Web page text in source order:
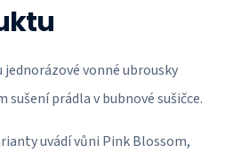
vonné ubrousky
prádla v bubnové sušičce.
uvádí vůni Pink Blossom,